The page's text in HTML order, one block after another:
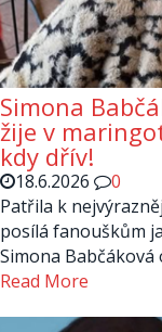
Simona
žije v
kdy dřív!
18.6.2026
0
Patřila k
posílá fanouškům
Simona
Read More